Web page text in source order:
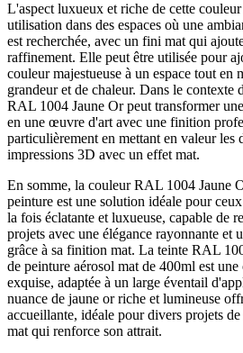
L'aspect luxueux et riche de cette
utilisation dans des espaces où une
est recherchée, avec un fini mat qui
raffinement. Elle peut être utilisée pour
couleur majestueuse à un espace tout en
grandeur et de chaleur. Dans le contexte
RAL 1004 Jaune Or peut transformer
en une œuvre d'art avec une finition
particulièrement en mettant en valeur les
impressions 3D avec un effet mat.
En somme, la couleur RAL 1004 Jaune
peinture est une solution idéale pour
la fois éclatante et luxueuse, capable de
projets avec une élégance rayonnante et
grâce à sa finition mat. La teinte RAL
de peinture aérosol mat de 400ml est
exquise, adaptée à un large éventail
nuance de jaune or riche et lumineuse
accueillante, idéale pour divers projets
mat qui renforce son attrait.